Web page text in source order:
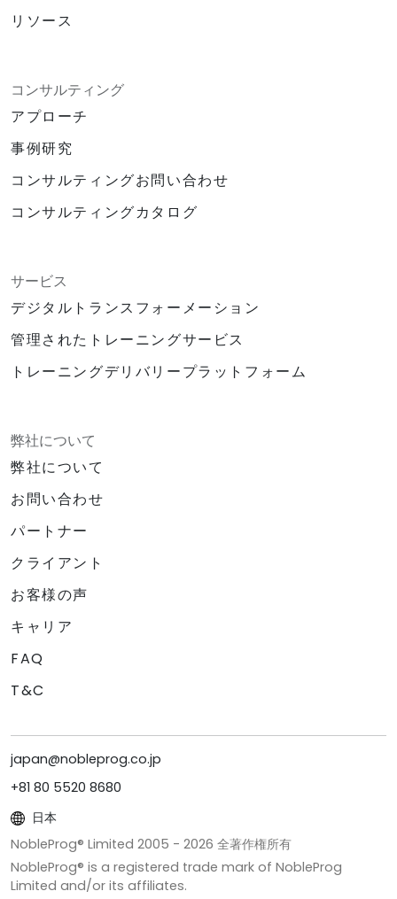
プロジェクター
音響機器およびラペルマイク
アクティビティ用のチョコレートや景品
リソース
コンサルティング
アプローチ
事例研究
コンサルティングお問い合わせ
コンサルティングカタログ
サービス
デジタルトランスフォーメーション
管理されたトレーニングサービス
トレーニングデリバリープラットフォーム
弊社について
弊社について
お問い合わせ
パートナー
クライアント
お客様の声
キャリア
FAQ
T&C
japan@nobleprog.co.jp
+81 80 5520 8680
日本
NobleProg® Limited 2005 - 2026 全著作権所有
NobleProg® is a registered trade mark of NobleProg
Limited and/or its affiliates.